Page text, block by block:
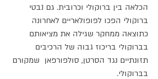
הכלאה בין ברוקולי וכרובית. גם נבטי
ברוקולי הפכו לפופולאריים לאחרונה
כתוצאה ממחקר שגילה את מציאותם
בברוקולי בריכוז גבוה של הרכיבים
תזונתיים נגד הסרטן, סולפורפאן שמקורם
בברוקולי.